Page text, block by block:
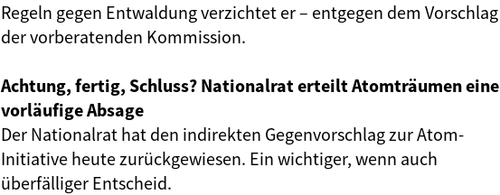
Regeln gegen Entwaldung verzichtet er – entgegen dem Vorschlag
der vorberatenden Kommission.
Achtung, fertig, Schluss? Nationalrat erteilt Atomträumen eine
vorläufige Absage
Der Nationalrat hat den indirekten Gegenvorschlag zur Atom-
Initiative heute zurückgewiesen. Ein wichtiger, wenn auch
überfälliger Entscheid.